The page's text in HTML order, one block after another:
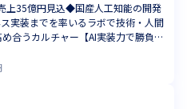
上35億円見込◆国産人工知能の開発
実装までを率いるラボで技術・人間
合うカルチャー【AI実装力で勝負す